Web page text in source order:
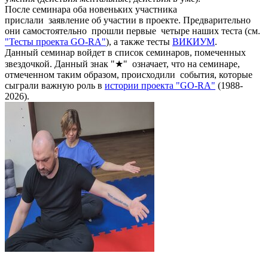
После семинара оба новеньких участника
прислали заявление об участии в проекте. Предварительно
они самостоятельно прошли первые четыре наших теста (см.
"Тесты проекта GO-RA"), а также тесты ВИКИУМ.
Данный семинар войдет в список семинаров, помеченных
звездочкой. Данный знак "★" означает, что на семинаре,
отмеченном таким образом, происходили события, которые
сыграли важную роль в истории проекта "GO-RA" (1988-
2026).